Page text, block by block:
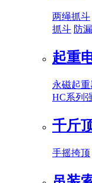
两绳抓斗
抓斗 防
起重
永磁起重
HC系列
千斤
手摇挎顶